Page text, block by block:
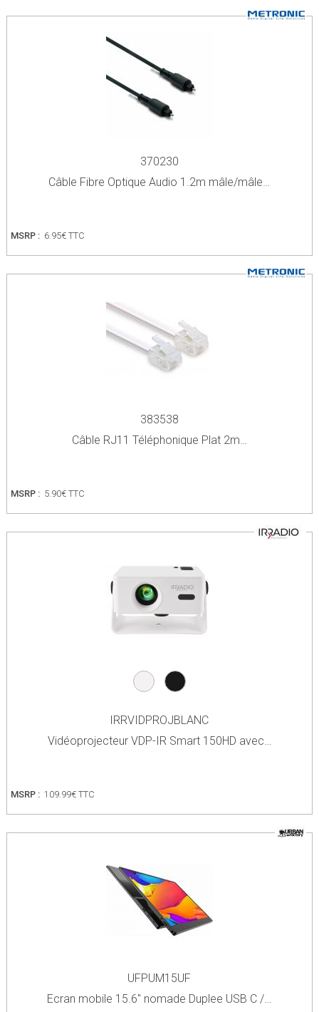
370230
Câble Fibre Optique Audio 1.2m mâle/mâle…
MSRP : 6.95€ TTC
383538
Câble RJ11 Téléphonique Plat 2m…
MSRP : 5.90€ TTC
IRRVIDPROJBLANC
Vidéoprojecteur VDP-IR Smart 150HD avec…
MSRP : 109.99€ TTC
UFPUM15UF
Ecran mobile 15.6" nomade Duplee USB C /…